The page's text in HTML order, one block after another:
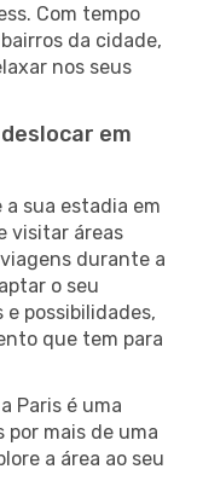
Com tempo
da cidade,
nos seus
em
sua estadia em
visitar áreas
durante a
o seu
possibilidades,
que tem para
Paris é uma
por mais de uma
a área ao seu